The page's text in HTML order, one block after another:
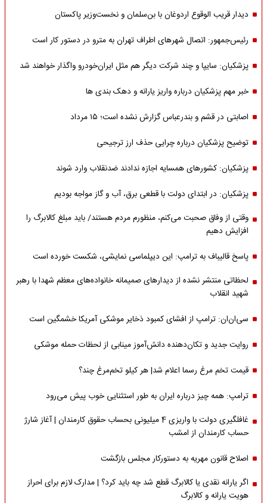
دیدار قریب الوقوع اردوغان با بن‌سلمان و نخست‌وزیر پاکستان
رئیس‌جمهور: اتصال شهرهای اطراف تهران به مترو در دستور کار است
پزشکیان: سایپا و چند شرکت دیگر هم مثل ایران‌خودرو واگذار خواهند شد
خبر مهم پزشکیان درباره واریز یارانه و دهک بندی ها
اصابتی در قشم و بندرعباس گزارش نشده است؛ ۱۵ مرداد
توضیح پزشکیان درباره چرایی حذف ارز ترجیحی
پزشکیان: کشورهای همسایه اجازه ندادند ضدنقلاب وارد شوند
پزشکیان: در ابتدای دولت با قطعی برق، آب و گاز مواجه بودیم
وقتی از وفاق صحبت می‌کنم، منظورم مردم هستند/ باید مبلغ کالابرگ را
افزایش دهیم
پاسخ قالیباف به ترامپ: این دیپلماسی نمایشی، شکست خورده است
لحظاتی منتشر نشده از دیدارهای صمیمانه خانواده‌های معظم شهدا با رهبر
شهید انقلاب
سی‌ان‌ان: ترامپ از افشای کمبود ذخایر موشکی آمریکا خشمگین است
روایت جدید و تکان‌دهنده دانش‌آموز مینابی از لحظات حمله موشکی
قیمت تخم مرغ رسما اعلام شد| هر کیلو تخم‌مرغ چند؟
ترامپ: همه چیز درباره ایران به طور استثنایی خوب پیش می‌رود
غافلگیری دولت با واریزی 4 میلیونی بحساب حقوق کارمندان | آغاز شارژ
حساب کارمندان از امشب
اصلاح قانون مهریه به دستورکار مجلس بازگشت
اگر یارانه نقدی یا کالابرگ قطع شد چه باید کرد؟ | مدارک لازم برای احراز
هویت یارانه و کالابرگ